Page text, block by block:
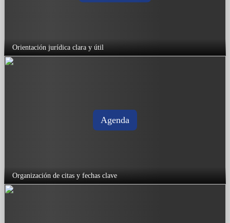
Orientación jurídica clara y útil
Agenda
Organización de citas y fechas clave